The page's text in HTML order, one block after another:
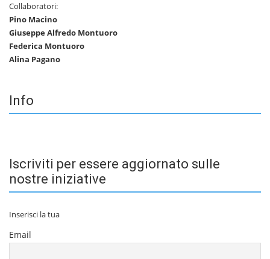
Collaboratori:
Pino Macino
Giuseppe Alfredo Montuoro
Federica Montuoro
Alina Pagano
Info
Iscriviti per essere aggiornato sulle
nostre iniziative
Inserisci la tua
Email